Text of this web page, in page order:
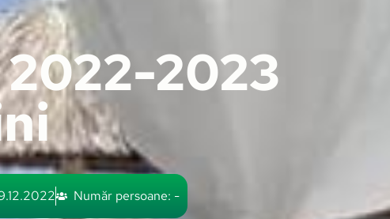
2023
Număr persoane: -